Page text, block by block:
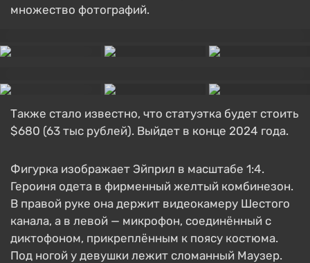
множество фотографий.
Также стало известно, что статуэтка будет стоить
$680 (63 тыс рублей). Выйдет в конце 2024 года.
Фигурка изображает Эйприл в масштабе 1:4.
Героиня одета в фирменный желтый комбинезон.
В правой руке она держит видеокамеру Шестого
канала, а в левой — микрофон, соединённый с
диктофоном, прикреплённым к поясу костюма.
Под ногой у девушки лежит сломанный Маузер.